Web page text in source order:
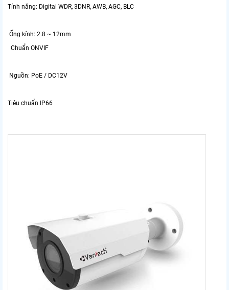
Tính năng: Digital WDR, 3DNR, AWB, AGC, BLC
Ống kính: 2.8 ~ 12mm
Chuẩn ONVIF
Nguồn: PoE / DC12V
Tiêu chuẩn IP66